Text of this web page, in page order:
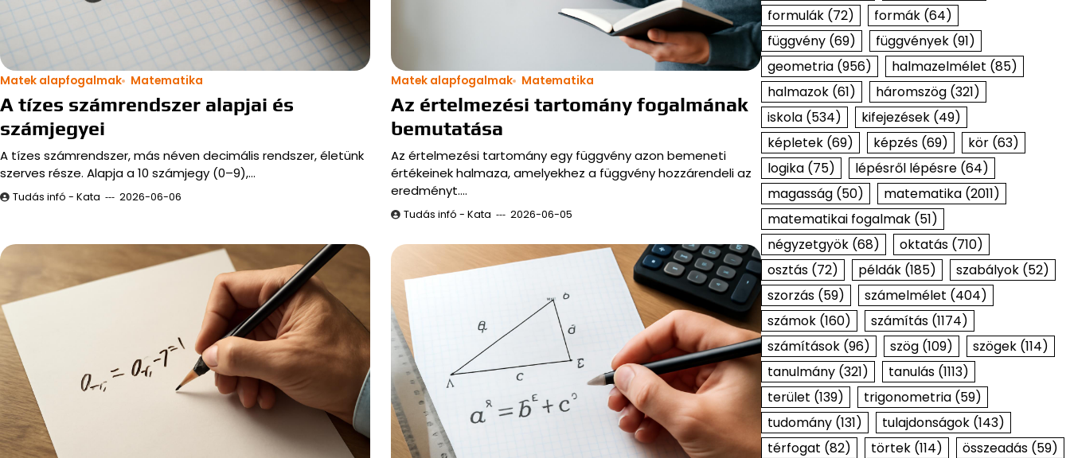
Matek alapfogalmak Matematika
A tízes számrendszer alapjai és
számjegyei
A tízes számrendszer, más néven decimális rendszer, életünk
szerves része. Alapja a 10 számjegy (0–9),…
Tudás infó - Kata 2026-06-06
Matek alapfogalmak Matematika
Az értelmezési tartomány fogalmának
bemutatása
Az értelmezési tartomány egy függvény azon bemeneti
értékeinek halmaza, amelyekhez a függvény hozzárendeli az
eredményt.…
Tudás infó - Kata 2026-06-05
formulák(72) formák(64)
függvény(69) függvények(91)
geometria(956) halmazelmélet (85)
halmazok(61) háromszög(321)
iskola(534) kifejezések(49)
képletek(69) képzés(69) kör(63)
logika(75) lépésről lépésre(64)
magasság(50) matematika(2011)
matematikai fogalmak(51)
négyzetgyök(68) oktatás(710)
osztás(72) példák(185) szabályok(52)
szorzás(59) számelmélet (404)
számok(160) számítás(1174)
számítások(96) szög(109) szögek(114)
tanulmány(321) tanulás(1113)
terület (139) trigonometria(59)
tudomány(131) tulajdonságok(143)
térfogat (82) törtek(114) összeadás(59)